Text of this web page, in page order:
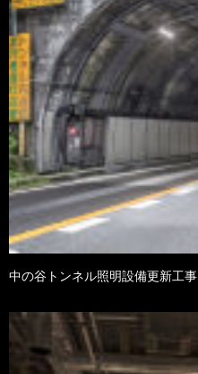
中の谷トンネル照明設備更新工事